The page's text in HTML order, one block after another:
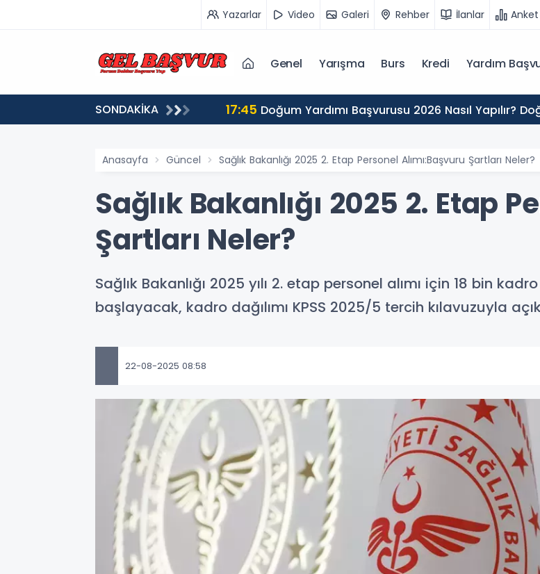
Yazarlar Video Galeri Rehber İlanlar Anket
Genel Yarışma Burs Kredi Yardım
SONDAKİKA 17:45 Doğum Yardımı Başvurusu 2026 Nasıl Yapılır?
Anasayfa Güncel Sağlık Bakanlığı 2025 2. Etap Personel Alımı:Başvuru Şartları Neler?
Sağlık Bakanlığı 2025 2. Etap
Şartları Neler?
Sağlık Bakanlığı 2025 yılı 2. etap personel alımı için 18 bin
başlayacak, kadro dağılımı KPSS 2025/5 tercih kılavuzuyla
22-08-2025 08:58